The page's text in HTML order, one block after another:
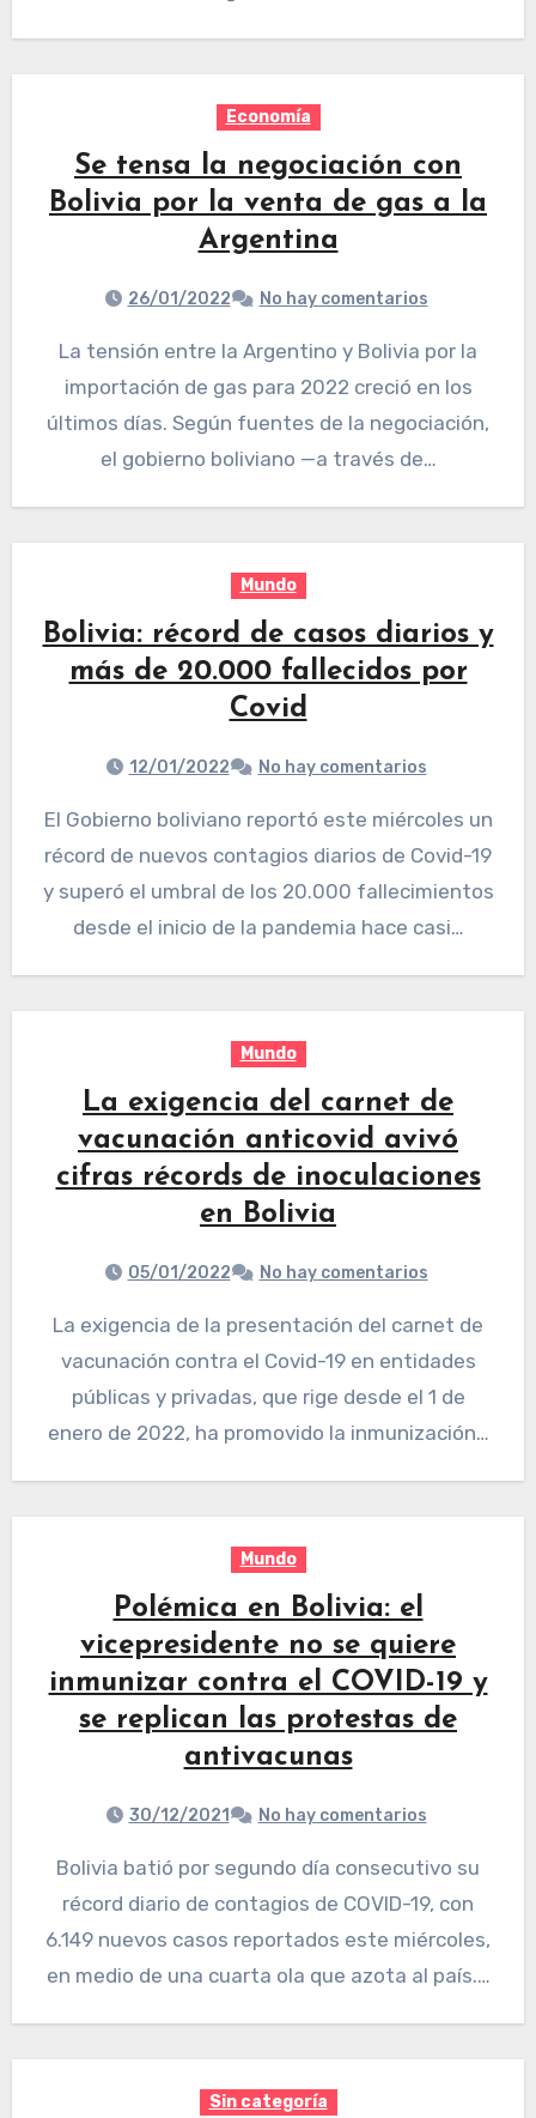
Economía
Se tensa la negociación con
Bolivia por la venta de gas a la
Argentina
26/01/2022 No hay comentarios
La tensión entre la Argentino y Bolivia por la
importación de gas para 2022 creció en los
últimos días. Según fuentes de la negociación,
el gobierno boliviano —a través de…
Mundo
Bolivia: récord de casos diarios y
más de 20.000 fallecidos por
Covid
12/01/2022 No hay comentarios
El Gobierno boliviano reportó este miércoles un
récord de nuevos contagios diarios de Covid-19
y superó el umbral de los 20.000 fallecimientos
desde el inicio de la pandemia hace casi…
Mundo
La exigencia del carnet de
vacunación anticovid avivó
cifras récords de inoculaciones
en Bolivia
05/01/2022 No hay comentarios
La exigencia de la presentación del carnet de
vacunación contra el Covid-19 en entidades
públicas y privadas, que rige desde el 1 de
enero de 2022, ha promovido la inmunización…
Mundo
Polémica en Bolivia: el
vicepresidente no se quiere
inmunizar contra el COVID-19 y
se replican las protestas de
antivacunas
30/12/2021 No hay comentarios
Bolivia batió por segundo día consecutivo su
récord diario de contagios de COVID-19, con
6.149 nuevos casos reportados este miércoles,
en medio de una cuarta ola que azota al país.…
Sin categoría